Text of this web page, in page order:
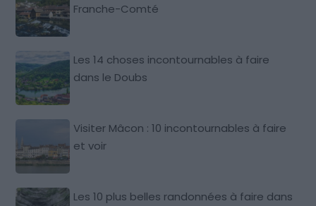
Franche-Comté
Les 14 choses incontournables à faire
dans le Doubs
Visiter Mâcon : 10 incontournables à faire
et voir
Les 10 plus belles randonnées à faire dans